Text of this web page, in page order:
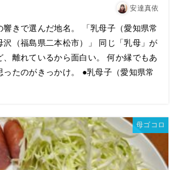
安達真依
響きで選んだ地名。 「乳母子（愛知県常
沢（福島県二本松市）」 同じ「乳母」が
、離れているから面白い。 何か縁でもあ
ったのがきっかけ。 ●乳母子（愛知県常
母ゴコロ